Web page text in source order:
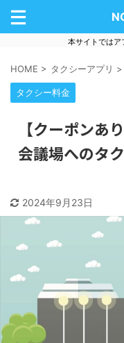
本サイトではア
HOME > タクシーアプリ >
タクシー料金
【クーポンあ
会議場へのタ
2024年9月23日